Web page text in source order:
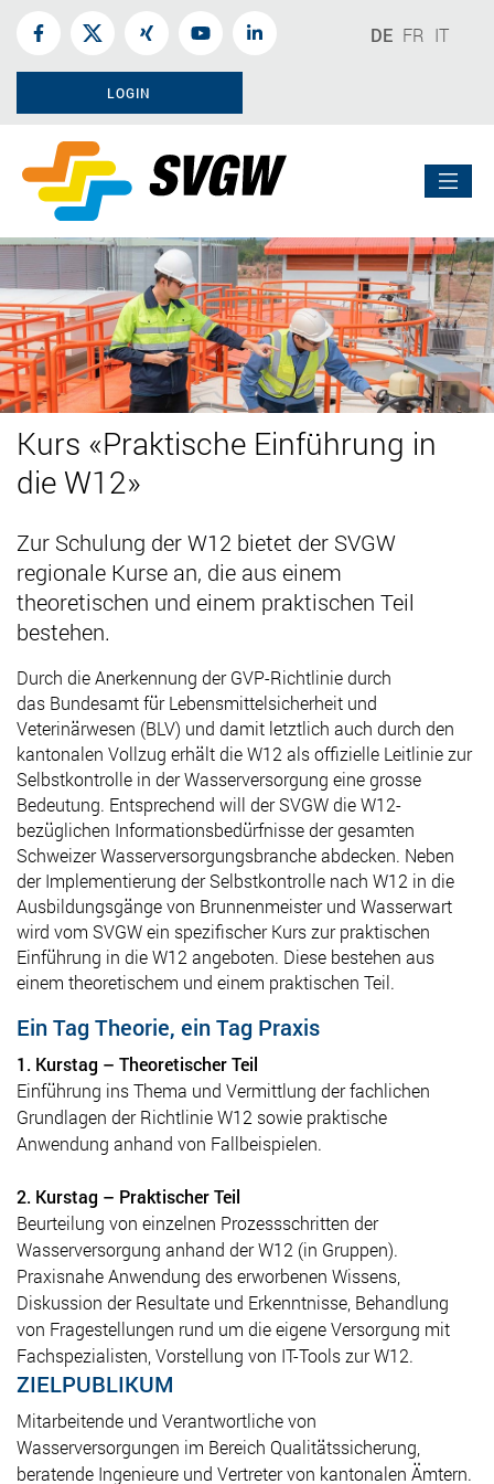
DE FR IT
LOGIN
Kurs «Praktische Einführung in
die W12»
Zur Schulung der W12 bietet der SVGW
regionale Kurse an, die aus einem
theoretischen und einem praktischen Teil
bestehen.
Durch die Anerkennung der GVP-Richtlinie durch
das Bundesamt für Lebensmittelsicherheit und
Veterinärwesen (BLV) und damit letztlich auch durch den
kantonalen Vollzug erhält die W12 als offizielle Leitlinie zur
Selbstkontrolle in der Wasserversorgung eine grosse
Bedeutung. Entsprechend will der SVGW die W12-
bezüglichen Informationsbedürfnisse der gesamten
Schweizer Wasserversorgungsbranche abdecken. Neben
der Implementierung der Selbstkontrolle nach W12 in die
Ausbildungsgänge von Brunnenmeister und Wasserwart
wird vom SVGW ein spezifischer Kurs zur praktischen
Einführung in die W12 angeboten. Diese bestehen aus
einem theoretischem und einem praktischen Teil.
Ein Tag Theorie, ein Tag Praxis
1. Kurstag – Theoretischer Teil
Einführung ins Thema und Vermittlung der fachlichen
Grundlagen der Richtlinie W12 sowie praktische
Anwendung anhand von Fallbeispielen.
2. Kurstag – Praktischer Teil
Beurteilung von einzelnen Prozessschritten der
Wasserversorgung anhand der W12 (in Gruppen).
Praxisnahe Anwendung des erworbenen Wissens,
Diskussion der Resultate und Erkenntnisse, Behandlung
von Fragestellungen rund um die eigene Versorgung mit
Fachspezialisten, Vorstellung von IT-Tools zur W12.
ZIELPUBLIKUM
Mitarbeitende und Verantwortliche von
Wasserversorgungen im Bereich Qualitätssicherung,
beratende Ingenieure und Vertreter von kantonalen Ämtern.